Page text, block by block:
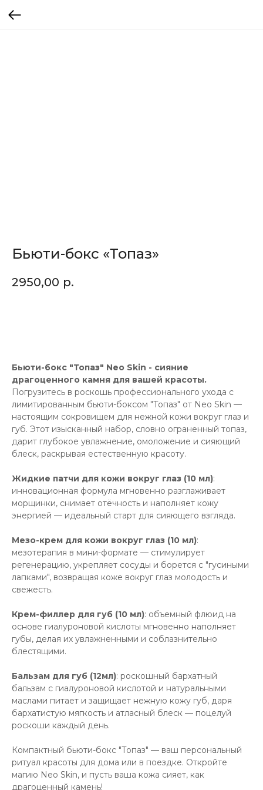
Бьюти-бокс «Топаз»
2950,00 р.
Бьюти-бокс "Топаз" Neo Skin - сияние
драгоценного камня для вашей красоты.
Погрузитесь в роскошь профессионального ухода с
лимитированным бьюти-боксом "Топаз" от Neo Skin —
настоящим сокровищем для нежной кожи вокруг глаз и
губ. Этот изысканный набор, словно ограненный топаз,
дарит глубокое увлажнение, омоложение и сияющий
блеск, раскрывая естественную красоту.
Жидкие патчи для кожи вокруг глаз (10 мл):
инновационная формула мгновенно разглаживает
морщинки, снимает отёчность и наполняет кожу
энергией — идеальный старт для сияющего взгляда.
Мезо-крем для кожи вокруг глаз (10 мл):
мезотерапия в мини-формате — стимулирует
регенерацию, укрепляет сосуды и борется с "гусиными
лапками", возвращая коже вокруг глаз молодость и
свежесть.
Крем-филлер для губ (10 мл): объемный флюид на
основе гиалуроновой кислоты мгновенно наполняет
губы, делая их увлажненными и соблазнительно
блестящими.
Бальзам для губ (12мл): роскошный бархатный
бальзам с гиалуроновой кислотой и натуральными
маслами питает и защищает нежную кожу губ, даря
бархатистую мягкость и атласный блеск — поцелуй
роскоши каждый день.
Компактный бьюти-бокс "Топаз" — ваш персональный
ритуал красоты для дома или в поездке. Откройте
магию Neo Skin, и пусть ваша кожа сияет, как
драгоценный камень!